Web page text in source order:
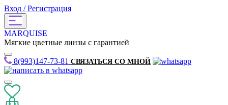
Вход / Регистрация
MARQUISE
Мягкие цветные линзы с гарантией
8(993)147-73-81 СВЯЗАТЬСЯ СО МНОЙ